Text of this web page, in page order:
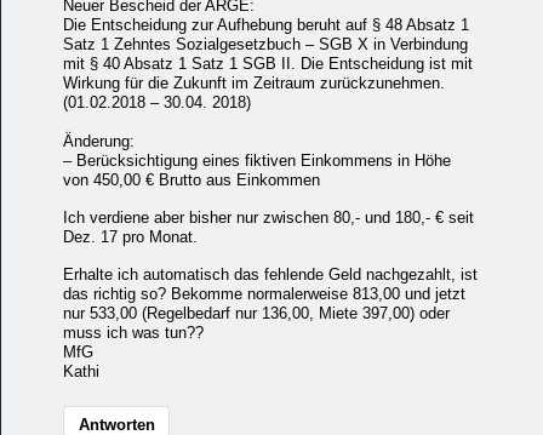
Neuer Bescheid der ARGE:
Die Entscheidung zur Aufhebung beruht auf § 48 Absatz 1
Satz 1 Zehntes Sozialgesetzbuch – SGB X in Verbindung
mit § 40 Absatz 1 Satz 1 SGB II. Die Entscheidung ist mit
Wirkung für die Zukunft im Zeitraum zurückzunehmen.
(01.02.2018 – 30.04. 2018)
Änderung:
– Berücksichtigung eines fiktiven Einkommens in Höhe
von 450,00 € Brutto aus Einkommen
Ich verdiene aber bisher nur zwischen 80,- und 180,- € seit
Dez. 17 pro Monat.
Erhalte ich automatisch das fehlende Geld nachgezahlt, ist
das richtig so? Bekomme normalerweise 813,00 und jetzt
nur 533,00 (Regelbedarf nur 136,00, Miete 397,00) oder
muss ich was tun??
MfG
Kathi
Antworten